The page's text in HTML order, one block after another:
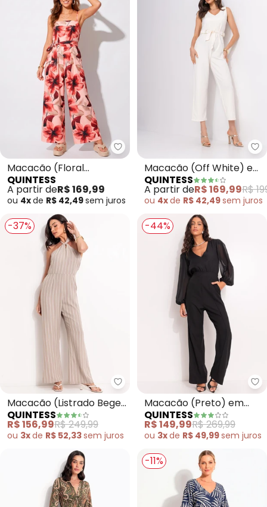
Quintess - Macacão (Floral
Macacão (Floral
Pincelado) em Malha Fria
QUINTESS
A partir deR$ 169,99
ou 4xde R$ 42,49sem juros
Macacão (Off White) em
Malha Estruturada
QUINTESS
A partir deR$ 169,99R$
ou 4xde R$ 42,49sem juros
-37%
Quintess - Macacão (Listrado
Macacão (Listrado Bege)
em Poliéster
QUINTESS
R$ 156,99R$ 249,99
ou 3xde R$ 52,33sem juros
-44%
Macacão (Preto) em
Chiffon
QUINTESS
R$ 149,99R$ 269,99
ou 3xde R$ 49,99sem juros
-11%